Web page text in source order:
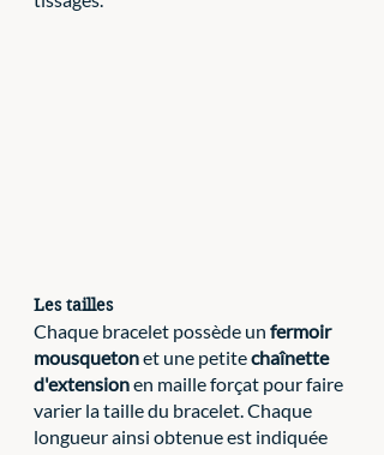
Les tailles
Chaque bracelet possède un fermoir
mousqueton et une petite chaînette
d'extension en maille forçat pour faire
varier la taille du bracelet. Chaque
longueur ainsi obtenue est indiquée